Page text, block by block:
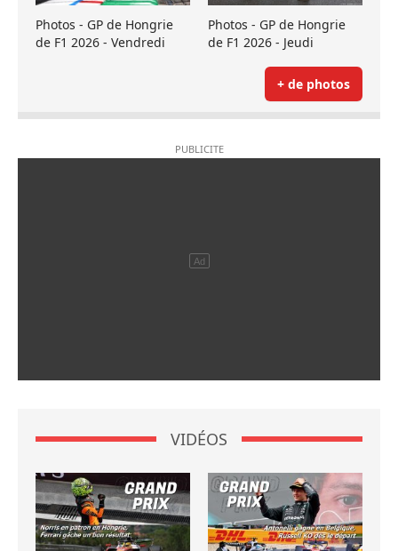
Photos - GP de Hongrie
de F1 2026 - Vendredi
Photos - GP de Hongrie
de F1 2026 - Jeudi
+ de photos
VIDÉOS